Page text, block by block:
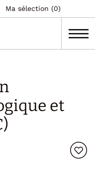
Ma sélection (0)
et